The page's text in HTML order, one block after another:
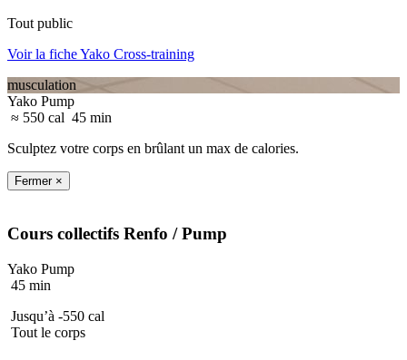
Tout public
Voir la fiche Yako Cross-training
musculation
Yako Pump
≈ 550 cal 45 min
Sculptez votre corps en brûlant un max de calories.
Fermer ×
Cours collectifs Renfo / Pump
Yako Pump
45 min
Jusqu’à -550 cal
Tout le corps